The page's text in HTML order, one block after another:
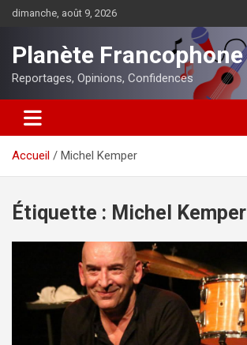
Allerdimanche, août 9, 2026
Planète Francophone
Reportages, Opinions, Confidences
Accueil Michel Kemper
Étiquette : Michel Kemper